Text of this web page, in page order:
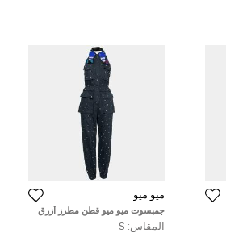
ميو ميو
جمبسوت ميو ميو قطن مطرز أزرق
كحلي مطرزة خرز رقبة حمالات مقاس
صغير (سمول)
المقاس: S